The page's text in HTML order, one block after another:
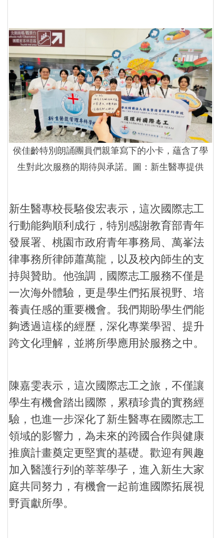
侯佳齡特別朗誦團員們親筆寫下的小卡，蘊含了學
生對此次服務的期待與承諾。圖：新生醫專提供
新生醫專校長駱俊宏表示，這次國際志工
行動能夠順利成行，特別感謝教育部青年
發展署、桃園市政府青年事務局、萬峯法
律事務所律師蕭萬龍，以及校內師生的支
持與贊助。他強調，國際志工服務不僅是
一次海外體驗，更是學生們拓展視野、培
養責任感的重要機會。我們期盼學生們能
夠透過這樣的經歷，深化專業學習、提升
跨文化理解，並將所學應用於服務之中。
陳嘉雯表示，這次國際志工之旅，不僅讓
學生有機會踏出國際，累積珍貴的實務經
驗，也進一步深化了新生醫專在國際志工
領域的影響力，為未來的跨國合作與健康
推廣計畫奠定更堅實的基礎。歡迎有興趣
加入醫護行列的莘莘學子，進入新生大家
庭共同努力，有機會一起前進國際拓展視
野貢獻所學。